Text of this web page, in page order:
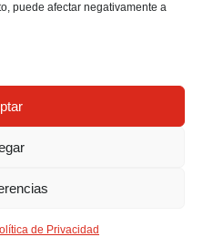
puede afectar negativamente a
de Privacidad
y Publicidad